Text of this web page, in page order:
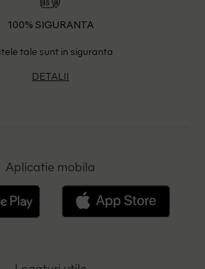
100% SIGURANTA
tale sunt in siguranta
DETALII
Aplicatie mobila